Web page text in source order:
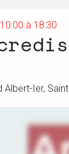
à 18:30
Albert-Ier,